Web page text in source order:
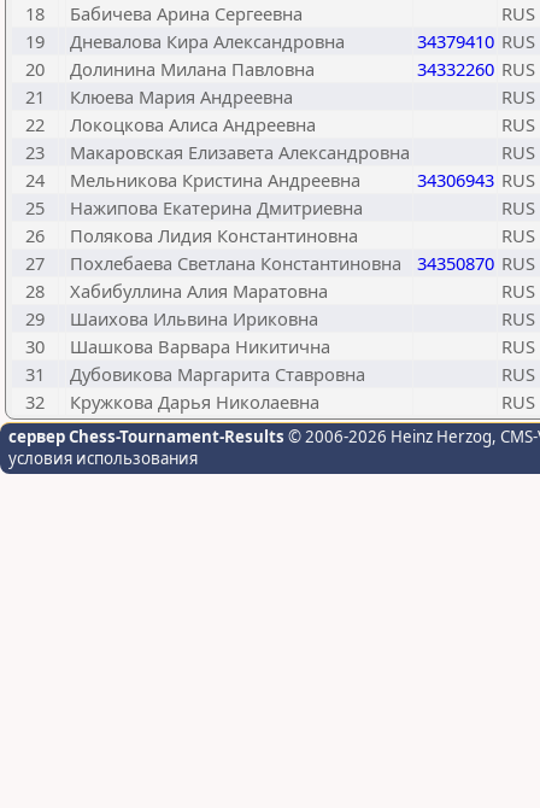
18
Бабичева Арина Сергеевна
RUS
19
Дневалова Кира Александровна 34379410 RUS
20
Долинина Милана Павловна 34332260 RUS
21
Клюева Мария Андреевна
RUS
22
Локоцкова Алиса Андреевна
RUS
23
Макаровская Елизавета Александровна
RUS
24
Мельникова Кристина Андреевна 34306943 RUS
25
Нажипова Екатерина Дмитриевна
RUS
26
Полякова Лидия Константиновна
RUS
27
Похлебаева Светлана Константиновна 34350870 RUS
28
Хабибуллина Алия Маратовна
RUS
29
Шаихова Ильвина Ириковна
RUS
30
Шашкова Варвара Никитична
RUS
31
Дубовикова Маргарита Ставровна
RUS
32
Кружкова Дарья Николаевна RUS
сервер Chess-Tournament-Results © 2006-2026 Heinz Herzog,
условия использования